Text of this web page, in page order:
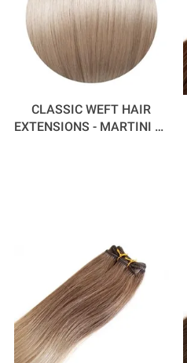
CLASSIC WEFT HAIR
EXTENSIONS - MARTINI 50